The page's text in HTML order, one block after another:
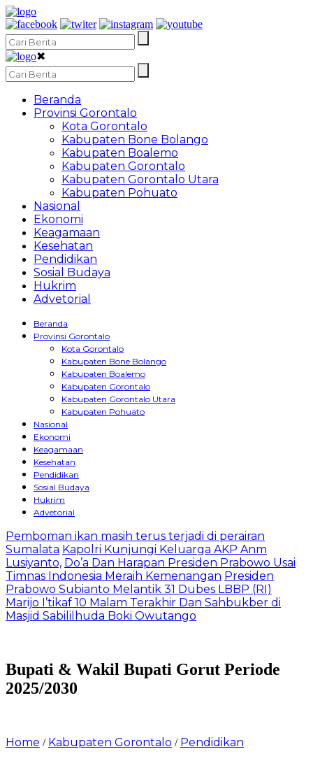
✖
Beranda
Provinsi Gorontalo
Kota Gorontalo
Kabupaten Bone Bolango
Kabupaten Boalemo
Kabupaten Gorontalo
Kabupaten Gorontalo Utara
Kabupaten Pohuato
Nasional
Ekonomi
Keagamaan
Kesehatan
Pendidikan
Sosial Budaya
Hukrim
Advetorial
Beranda
Provinsi Gorontalo
Kota Gorontalo
Kabupaten Bone Bolango
Kabupaten Boalemo
Kabupaten Gorontalo
Kabupaten Gorontalo Utara
Kabupaten Pohuato
Nasional
Ekonomi
Keagamaan
Kesehatan
Pendidikan
Sosial Budaya
Hukrim
Advetorial
Pemboman ikan masih terus terjadi di perairan
Sumalata Kapolri Kunjungi Keluarga AKP Anm
Lusiyanto, Do’a Dan Harapan Presiden Prabowo Usai
Timnas Indonesia Meraih Kemenangan Presiden
Prabowo Subianto Melantik 31 Dubes LBBP (RI)
Marijo I’tikaf 10 Malam Terakhir Dan Sahbukber di
Masjid Sabililhuda Boki Owutango
Bupati & Wakil Bupati Gorut Periode
2025/2030
Home / Kabupaten Gorontalo / Pendidikan